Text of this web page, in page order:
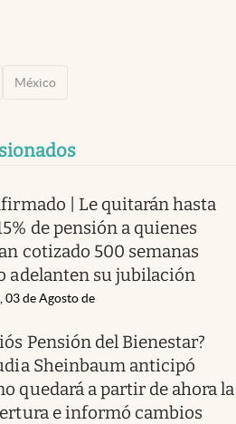
México
| Le quitarán hasta
de pensión a quienes
cotizado 500 semanas
adelanten su jubilación
03 de Agosto de
Pensión del Bienestar?
Sheinbaum anticipó
quedará a partir de ahora la
e informó cambios